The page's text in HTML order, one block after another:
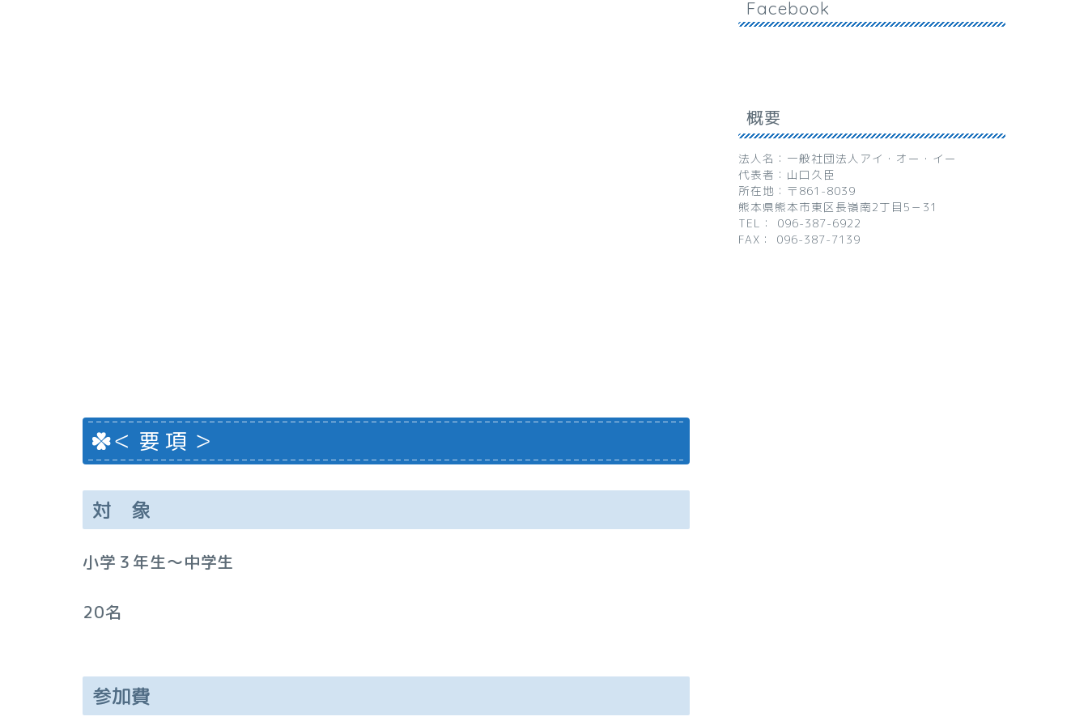
＜ 要 項 ＞
対 象
小学３ 年生～中学生
20名
参加費
Facebook
概要
法人名：一般社団法人アイ・オー・イー
代表者：山口久臣
所在地：〒861-8039
熊本県熊本市東区長嶺南2丁目5－31
TEL： 096-387-6922
FAX： 096-387-7139